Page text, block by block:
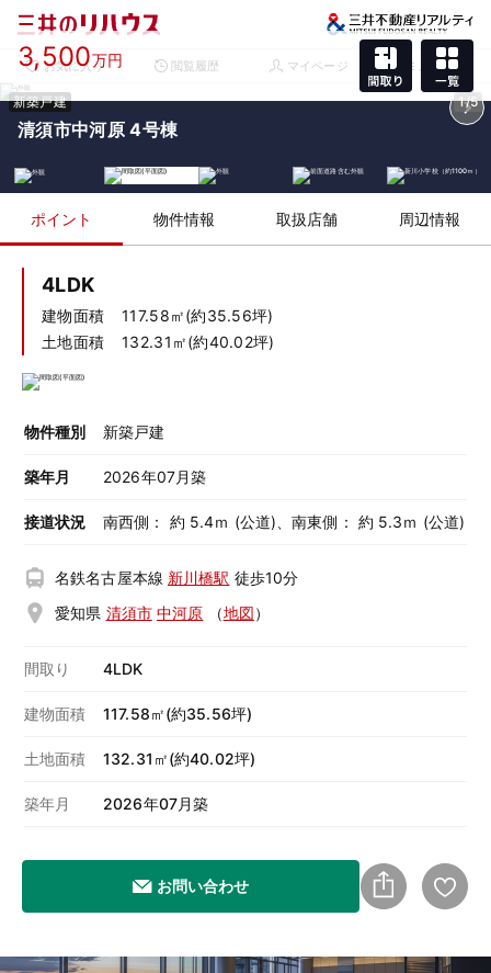
お気に入り 閲覧履歴 マイページ メニュー
新築戸建 1/5
3,500万円
清須市中河原 4号棟
ポイント 物件情報 取扱店舗 周辺情報
4LDK
建物面積
117.58㎡(約35.56坪)
土地面積
132.31㎡(約40.02坪)
物件種別 新築戸建
築年月 2026年07月築
接道状況 南西側： 約 5.4ｍ (公道)、南東側： 約 5.3ｍ (公道)
名鉄名古屋本線 新川橋駅 徒歩10分
愛知県 清須市 中河原 （地図）
間取り 4LDK
建物面積 117.58㎡(約35.56坪)
土地面積 132.31㎡(約40.02坪)
築年月 2026年07月築
お問い合わせ